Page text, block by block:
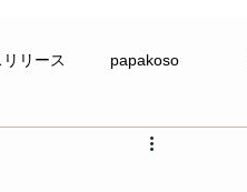
リース papakoso